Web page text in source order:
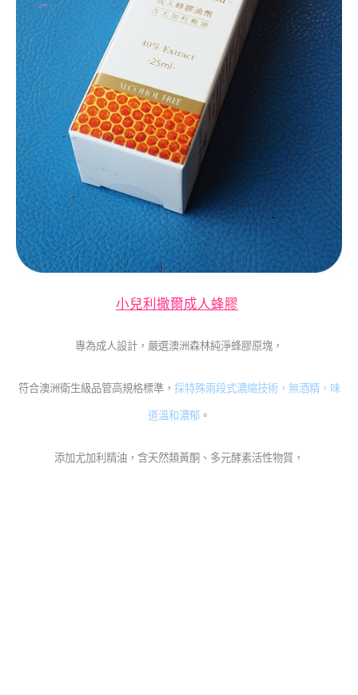
小兒利撒爾成人蜂膠
專為成人設計，嚴選澳洲森林純淨蜂膠原塊，
符合澳洲衛生級品管高規格標準， 採特殊兩段式濃縮技術，無酒精，味
道溫和濃郁 。
添加尤加利精油，含天然類黃酮、多元酵素活性物質，